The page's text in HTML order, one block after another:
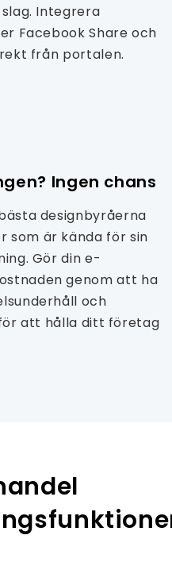
Integrera
Facebook Share och
från portalen.
Ingen chans
designbyråerna
som är kända för sin
Gör din e-
genom att ha
och
att hålla ditt företag